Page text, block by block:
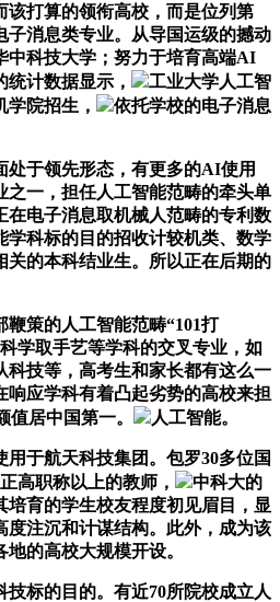
该打算的领衔高校，而是位列第
子消息类专业。从导国运级的撼动
中科技大学；努力于培育高端AI
统计数据显示，
工业大学人工智
院招生，
依托学校的电子消息
于领先形态，有更多的AI使用
之一，担任人工智能范畴的牵头单
在电子消息取机械人范畴的专利数
学科标的目的招收计较机类、数学
关的本科结业生。所以正在后期的
策的人工智能范畴“101打
学取手艺等学科的交叉专业，如
科技等，高考生和家长都有这么一
响应学科有着凸起劣势的高校来担
居中国第一。
人工智能。
于航天科技集团。包罗30多位国
高职称以上的教师，
中科大的
培育的学生校友程度初见眉目，显
度注沉和计谋结构。此外，成为该
的高校大规模开设。
标的目的。有近70所院校成立人